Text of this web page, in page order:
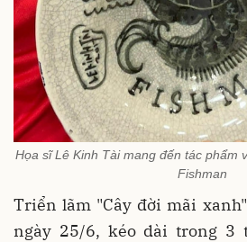
Họa sĩ Lê Kinh Tài mang đến tác phẩm
Fishman
Triển lãm "Cây đời mãi
ngày 25/6, kéo dài trong 3